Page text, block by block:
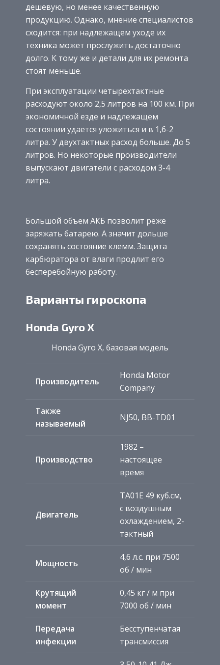
дешевую, но менее качественную
продукцию. Однако, мнение специалистов
сходится: при надлежащем уходе их
техника может прослужить достаточно
долго. К тому же и детали для их ремонта
стоят меньше.
При эксплуатации четырехтактные
расходуют около 2,5 литров на 100 км. При
экономичной езде и надлежащем
состоянии удается уложиться и в 1,6-2
литра. У двухтактных расход больше. До 5
литров. Но некоторые производители
выпускают двигатели с расходом 3-4
литра.
Большой объем АКБ позволит реже
заряжать батарею. А значит дольше
сохранять состояние клемм. Защита
карбюратора от влаги продлит его
бесперебойную работу.
Варианты гироскопа
Honda Gyro X
Honda Gyro X, базовая модель
Производитель
Honda Motor
Company
Также
называемый
NJ50, BB-TD01
Производство
1982 –
настоящее
время
Двигатель
TA01E 49 куб.см,
с воздушным
охлаждением, 2-
тактный
Мощность
4,6 л.с. при 7500
об / мин
Крутящий
момент
0,45 кг / м при
7000 об / мин
Передача
инфекции
Бесступенчатая
трансмиссия